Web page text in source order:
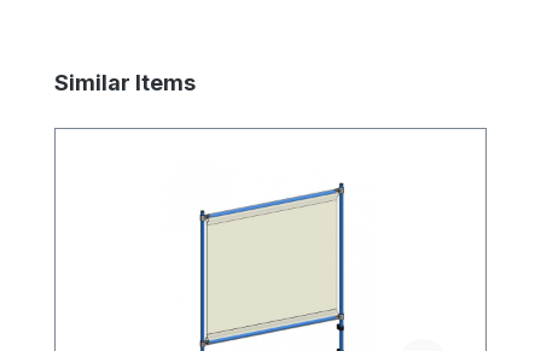
Produktgalerie überspringen
Similar Items